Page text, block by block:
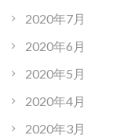
2020年7月
2020年6月
2020年5月
2020年4月
2020年3月